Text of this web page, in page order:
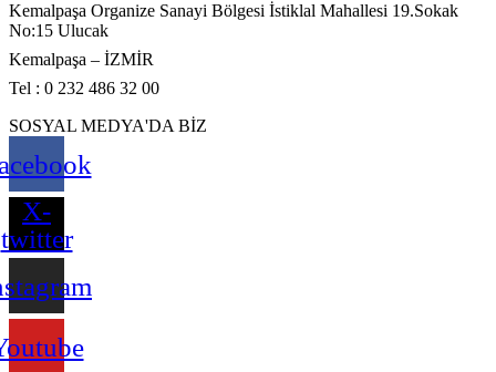
Kemalpaşa Organize Sanayi Bölgesi İstiklal Mahallesi 19.Sokak
No:15 Ulucak
Kemalpaşa – İZMİR
Tel : 0 232 486 32 00
SOSYAL MEDYA'DA BİZ
X-
twitter